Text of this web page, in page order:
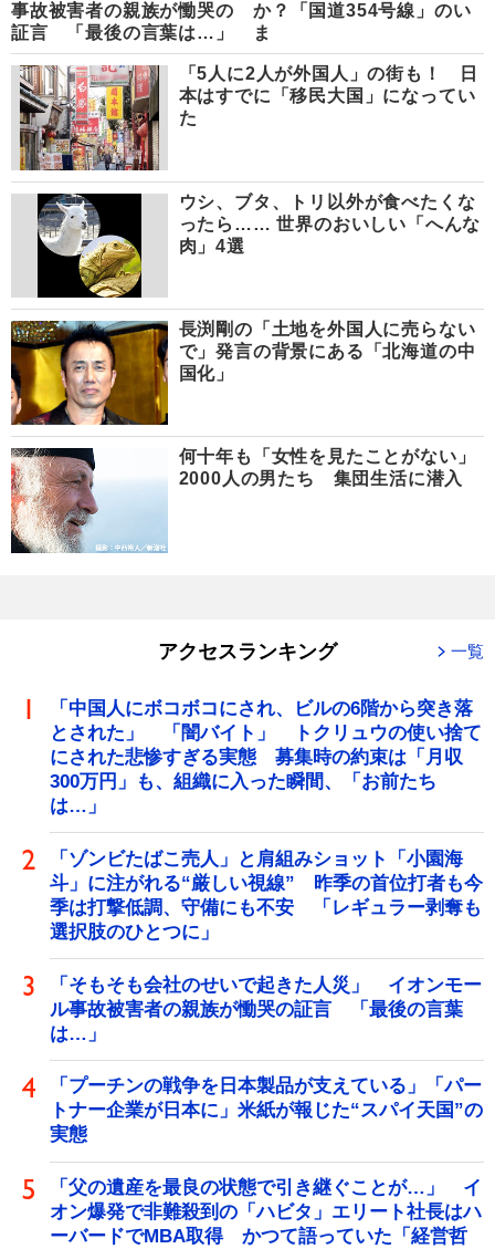
事故被害者の親族が慟哭の
証言 「最後の言葉は…」
か？「国道354号線」のい
ま
「5人に2人が外国人」の街も！ 日
本はすでに「移民大国」になってい
た
ウシ、ブタ、トリ以外が食べたくな
ったら…… 世界のおいしい「へんな
肉」4選
長渕剛の「土地を外国人に売らない
で」発言の背景にある「北海道の中
国化」
何十年も「女性を見たことがない」
2000人の男たち 集団生活に潜入
アクセスランキング 一覧
「中国人にボコボコにされ、ビルの6階から突き落
とされた」 「闇バイト」 トクリュウの使い捨て
にされた悲惨すぎる実態 募集時の約束は「月収
300万円」も、組織に入った瞬間、「お前たち
は…」
「ゾンビたばこ売人」と肩組みショット「小園海
斗」に注がれる“厳しい視線” 昨季の首位打者も今
季は打撃低調、守備にも不安 「レギュラー剥奪も
選択肢のひとつに」
「そもそも会社のせいで起きた人災」 イオンモー
ル事故被害者の親族が慟哭の証言 「最後の言葉
は…」
「プーチンの戦争を日本製品が支えている」「パー
トナー企業が日本に」米紙が報じた“スパイ天国”の
実態
「父の遺産を最良の状態で引き継ぐことが…」 イ
オン爆発で非難殺到の「ハビタ」エリート社長はハ
ーバードでMBA取得 かつて語っていた「経営哲